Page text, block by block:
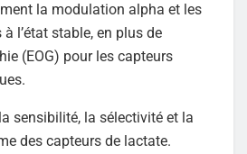
la modulation alpha et les
l’état stable, en plus de
(EOG) pour les capteurs
sensibilité, la sélectivité et la
des capteurs de lactate.